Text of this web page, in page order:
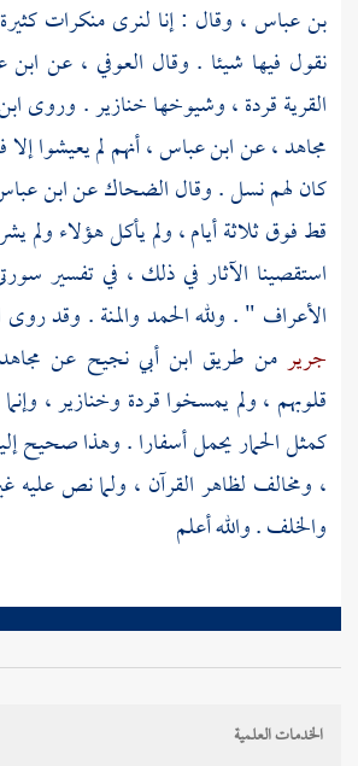
بن عباس، وقال : إنا لنرى منكرات
نقول فيها شيئا . وقال العوفي ، عن
القرية قردة ، وشيوخها خنازير . وروى
مجاهد، عنابن عباس، أنهم لم يعيشوا
كان لهم نسل . وقالالضحاكعنابن
قط فوق ثلاثة أيام ، ولم يأكل هؤلاء ولم
استقصينا الآثار في ذلك ، في تفسير
الأعراف " . ولله الحمد والمنة . وقد روى
جريرمن طريق ابن أبي نجيح عن مجاهد
قلوبهم ، ولم يمسخوا قردة وخنازير ،
كمثل الحمار يحمل أسفارا . وهذا صحيح
، ومخالف لظاهر القرآن ، ولما نص
والخلف . والله أعلم
الخدمات العلمية